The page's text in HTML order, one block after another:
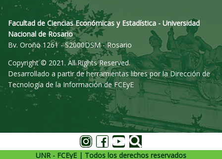
Facultad de Ciencias Económicas y Estadística - Universidad
Nacional de Rosario
Bv. Oroño 1261 - S2000DSM - Rosario
Copyright © 2021. All Rights Reserved.
Desarrollado a partir de herramientas libres por la Dirección de
Tecnología de la Información de FCEyE
UNR - FCEyE | Todos los derechos reservados